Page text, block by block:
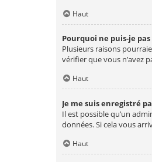
Haut
Pourquoi ne puis-je
Plusieurs raisons
vérifier que vous n’avez
Haut
Je me suis enregistré
Il est possible qu’un
données. Si cela vous
Haut